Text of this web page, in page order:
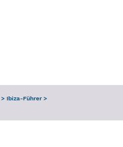
> Ibiza-Führer >